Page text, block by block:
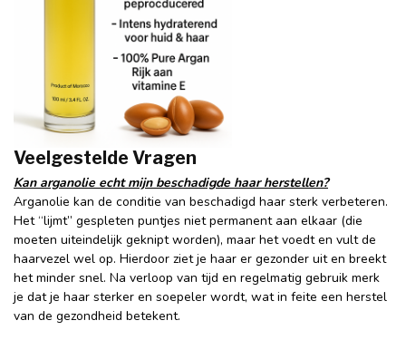
Veelgestelde Vragen
Kan arganolie echt mijn beschadigde haar herstellen?
Arganolie kan de conditie van beschadigd haar sterk verbeteren.
Het “lijmt” gespleten puntjes niet permanent aan elkaar (die
moeten uiteindelijk geknipt worden), maar het voedt en vult de
haarvezel wel op. Hierdoor ziet je haar er gezonder uit en breekt
het minder snel. Na verloop van tijd en regelmatig gebruik merk
je dat je haar sterker en soepeler wordt, wat in feite een herstel
van de gezondheid betekent.